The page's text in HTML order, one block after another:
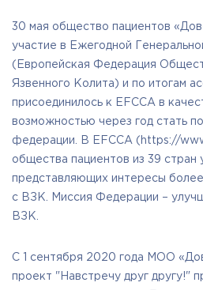
и фондами для решения
Привлечение средств
актуализации проблем
Заболеваниями Кишечника и
Кишки.
30 мая общество пациентов
участие в Ежегодной
(Европейская Федерация
Язвенного Колита) и по итогам
присоединилось к EFCCA в
возможностью через год стать
федерации. В EFCCA (https://
общества пациентов из 39 стран
представляющих интересы
с ВЗК. Миссия Федерации –
ВЗК.
С 1 сентября 2020 года МОО
проект "Навстречу друг другу!"